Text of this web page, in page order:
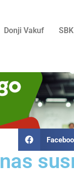
Donji Vakuf SBK